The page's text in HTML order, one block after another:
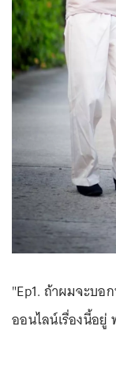
"Ep1. ถ้าผมจะบอ
ออนไลน์เรื่องนี้อยู่